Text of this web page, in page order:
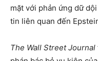
mặt với phản ứng dữ
tin liên quan đến
The Wall Street Journal